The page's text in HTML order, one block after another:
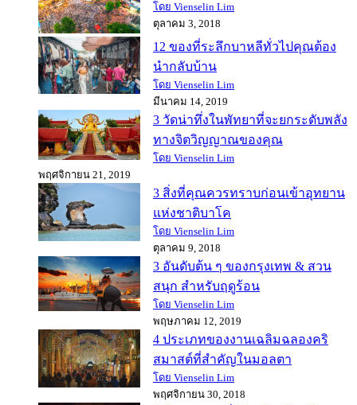
โดย Vienselin Lim
ตุลาคม 3, 2018
12 ของที่ระลึกบาหลีทั่วไปคุณต้อง
นำกลับบ้าน
โดย Vienselin Lim
มีนาคม 14, 2019
3 วัดน่าทึ่งในพัทยาที่จะยกระดับพลัง
ทางจิตวิญญาณของคุณ
โดย Vienselin Lim
พฤศจิกายน 21, 2019
3 สิ่งที่คุณควรทราบก่อนเข้าอุทยาน
แห่งชาติบาโค
โดย Vienselin Lim
ตุลาคม 9, 2018
3 อันดับต้น ๆ ของกรุงเทพ & สวน
สนุก สำหรับฤดูร้อน
โดย Vienselin Lim
พฤษภาคม 12, 2019
4 ประเภทของงานเฉลิมฉลองคริ
สมาสต์ที่สำคัญในมอลตา
โดย Vienselin Lim
พฤศจิกายน 30, 2018